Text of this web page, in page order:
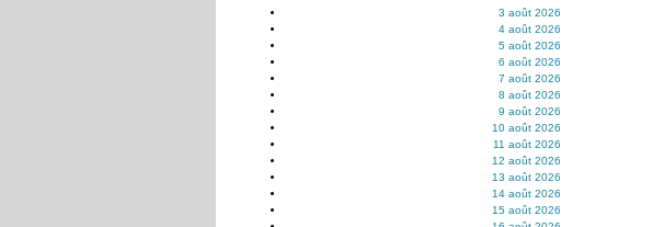
3 août 2026
4 août 2026
5 août 2026
6 août 2026
7 août 2026
8 août 2026
9 août 2026
10 août 2026
11 août 2026
12 août 2026
13 août 2026
14 août 2026
15 août 2026